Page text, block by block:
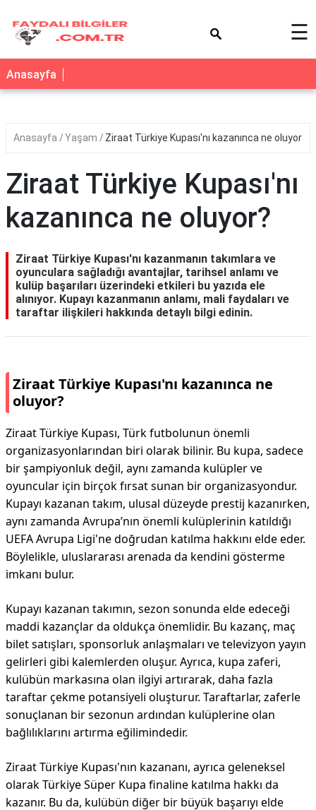
☰
Anasayfa
Anasayfa Yaşam Ziraat Türkiye Kupası'nı kazanınca ne oluyor?
Ziraat Türkiye Kupası'nı
kazanınca ne oluyor?
Ziraat Türkiye Kupası'nı kazanmanın takımlara ve
oyunculara sağladığı avantajlar, tarihsel anlamı ve
kulüp başarıları üzerindeki etkileri bu yazıda ele
alınıyor. Kupayı kazanmanın anlamı, mali faydaları ve
taraftar ilişkileri hakkında detaylı bilgi edinin.
Ziraat Türkiye Kupası'nı kazanınca ne
oluyor?
Ziraat Türkiye Kupası, Türk futbolunun önemli
organizasyonlarından biri olarak bilinir. Bu kupa, sadece
bir şampiyonluk değil, aynı zamanda kulüpler ve
oyuncular için birçok fırsat sunan bir organizasyondur.
Kupayı kazanan takım, ulusal düzeyde prestij kazanırken,
aynı zamanda Avrupa’nın önemli kulüplerinin katıldığı
UEFA Avrupa Ligi'ne doğrudan katılma hakkını elde eder.
Böylelikle, uluslararası arenada da kendini gösterme
imkanı bulur.
Kupayı kazanan takımın, sezon sonunda elde edeceği
maddi kazançlar da oldukça önemlidir. Bu kazanç, maç
bilet satışları, sponsorluk anlaşmaları ve televizyon yayın
gelirleri gibi kalemlerden oluşur. Ayrıca, kupa zaferi,
kulübün markasına olan ilgiyi artırarak, daha fazla
taraftar çekme potansiyeli oluşturur. Taraftarlar, zaferle
sonuçlanan bir sezonun ardından kulüplerine olan
bağlılıklarını artırma eğilimindedir.
Ziraat Türkiye Kupası'nın kazananı, ayrıca geleneksel
olarak Türkiye Süper Kupa finaline katılma hakkı da
kazanır. Bu da, kulübün diğer bir büyük başarıyı elde